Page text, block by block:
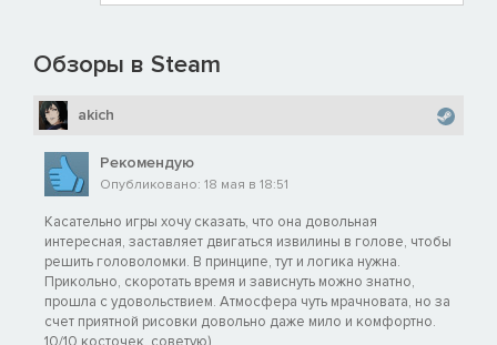
Обзоры в Steam
akich
Рекомендую
Опубликовано: 18 мая в 18:51
Касательно игры хочу сказать, что она довольная
интересная, заставляет двигаться извилины в голове, чтобы
решить головоломки. В принципе, тут и логика нужна.
Прикольно, скоротать время и зависнуть можно знатно,
прошла с удовольствием. Атмосфера чуть мрачновата, но за
счет приятной рисовки довольно даже мило и комфортно.